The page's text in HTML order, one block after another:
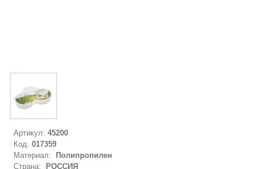
Артикул:45200
Код:017359
Материал:
Полипропилен
Страна:
РОССИЯ